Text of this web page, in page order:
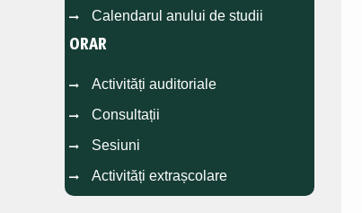
Calendarul anului de studii
ORAR
Activități auditoriale
Consultații
Sesiuni
Activități extrașcolare